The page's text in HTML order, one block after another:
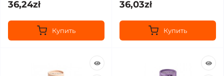
36,24zł
Купить
36,03zł
Купить